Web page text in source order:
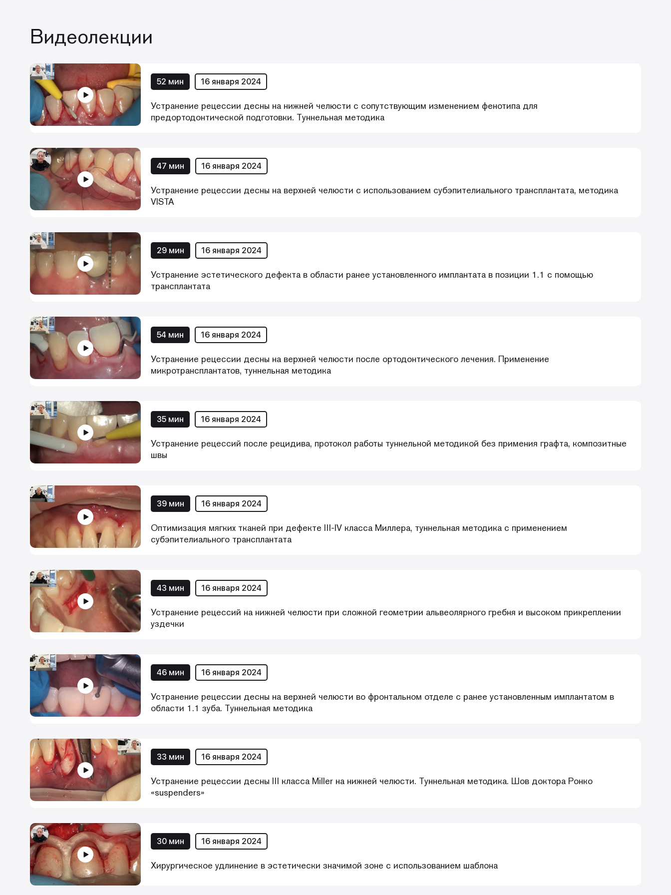
Видеолекции
52 мин 16 января 2024
Устранение рецессии десны на нижней челюсти с сопутствующим изменением фенотипа для
предортодонтической подготовки. Туннельная методика
47 мин 16 января 2024
Устранение рецессии десны на верхней челюсти с использованием субэпителиального трансплантата, методика
VISTA
29 мин 16 января 2024
Устранение эстетического дефекта в области ранее установленного имплантата в позиции 1.1 с помощью
трансплантата
54 мин 16 января 2024
Устранение рецессии десны на верхней челюсти после ортодонтического лечения. Применение
микротрансплантатов, туннельная методика
35 мин 16 января 2024
Устранение рецессий после рецидива, протокол работы туннельной методикой без примения графта, композитные
швы
39 мин 16 января 2024
Оптимизация мягких тканей при дефекте III-IV класса Миллера, туннельная методика с применением
субэпителиального трансплантата
43 мин 16 января 2024
Устранение рецессий на нижней челюсти при сложной геометрии альвеолярного гребня и высоком прикреплении
уздечки
46 мин 16 января 2024
Устранение рецессии десны на верхней челюсти во фронтальном отделе с ранее установленным имплантатом в
области 1.1 зуба. Туннельная методика
33 мин 16 января 2024
Устранение рецессии десны III класса Miller на нижней челюсти. Туннельная методика. Шов доктора Ронко
«suspenders»
30 мин 16 января 2024
Хирургическое удлинение в эстетически значимой зоне с использованием шаблона